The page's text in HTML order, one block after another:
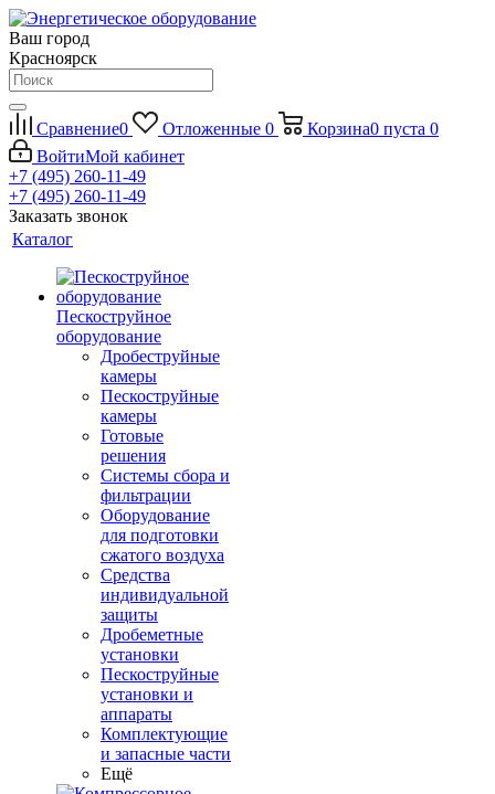
Ваш город
Красноярск
Сравнение0 Отложенные 0 Корзина0 пуста 0
ВойтиМой кабинет
+7 (495) 260-11-49
+7 (495) 260-11-49
Заказать звонок
Каталог
Пескоструйное
оборудование
Дробеструйные
камеры
Пескоструйные
камеры
Готовые
решения
Системы сбора и
фильтрации
Оборудование
для подготовки
сжатого воздуха
Средства
индивидуальной
защиты
Дробеметные
установки
Пескоструйные
установки и
аппараты
Комплектующие
и запасные части
Ещё